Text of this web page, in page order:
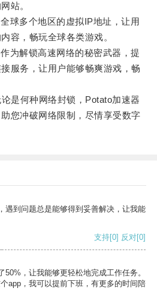
站。
多个地区的虚拟IP地址，让用
容，畅玩全球各类游戏。
解锁高速网络的秘密武器，提
服务，让用户能够畅爽游戏，畅
何种网络封锁，Potato加速器
您冲破网络限制，尽情享受数字
遇到问题总是能够得到妥善解决，让我能
支持[0] 反对[0]
，让我能够更轻松地完成工作任务。
app，我可以提前下班，有更多的时间陪